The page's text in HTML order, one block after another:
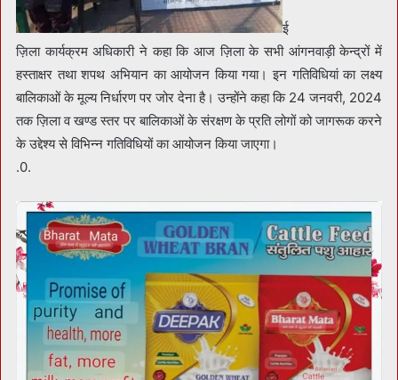
ई
ज़िला कार्यक्रम अधिकारी ने कहा कि आज ज़िला के सभी आंगनवाड़ी केन्द्रों में
हस्ताक्षर तथा शपथ अभियान का आयोजन किया गया। इन गतिविधियां का लक्ष्य
बालिकाओं के मूल्य निर्धारण पर जोर देना है। उन्होंने कहा कि 24 जनवरी, 2024
तक ज़िला व खण्ड स्तर पर बालिकाओं के संरक्षण के प्रति लोगों को जागरूक करने
के उद्देश्य से विभिन्न गतिविधियों का आयोजन किया जाएगा।
.0.